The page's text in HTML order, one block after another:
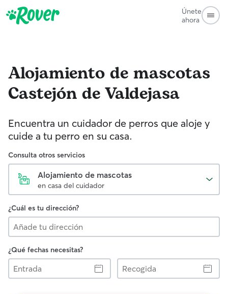
Únete
ahora
Alojamiento de mascotas
Castejón de Valdejasa
Encuentra un cuidador de perros que aloje y
cuide a tu perro en su casa.
Consulta otros servicios
Alojamiento de mascotas
en casa del cuidador
¿Cuál es tu dirección?
¿Qué fechas necesitas?
Entrada
Recogida